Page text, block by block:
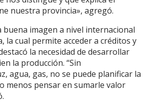
nuestra provincia», agregó.
imagen a nivel internacional
la cual permite acceder a créditos y
la necesidad de desarrollar
la producción. “Sin
agua, gas, no se puede planificar la
menos pensar en sumarle valor